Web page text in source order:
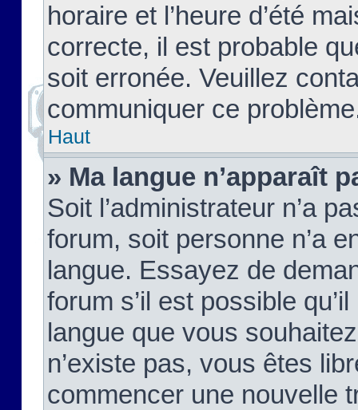
horaire et l’heure d’été
correcte, il est probable
soit erronée. Veuillez
communiquer ce
Haut
» Ma langue n’apparaît
Soit l’administrateur n’a
forum, soit personne n’a
langue. Essayez de
forum s’il est possible
langue que vous
n’existe pas, vous êtes
commencer une nouvelle